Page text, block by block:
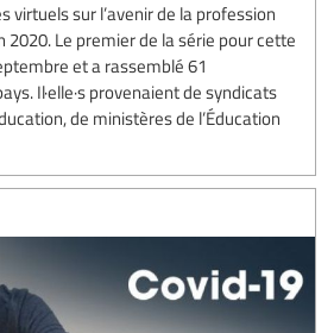
virtuels sur l’avenir de la profession
Le premier de la série pour cette
et a rassemblé 61
Il·elle·s provenaient de syndicats
de ministères de l’Éducation